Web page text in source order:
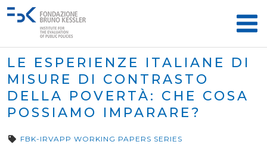
LE ESPERIENZE ITALIANE DI
MISURE DI CONTRASTO
DELLA POVERTÀ: CHE COSA
POSSIAMO IMPARARE?
FBK-IRVAPP WORKING PAPERS SERIES